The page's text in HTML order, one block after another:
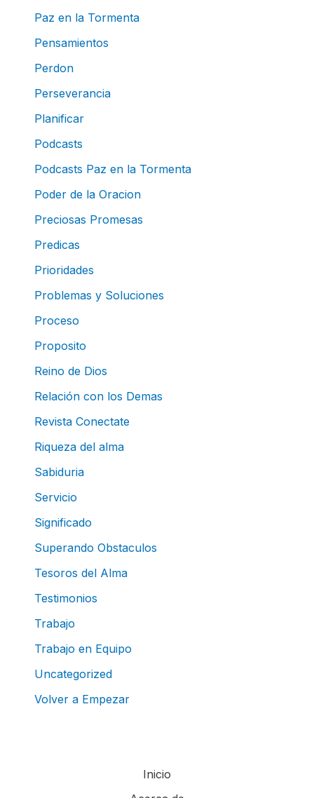
Paz en la Tormenta
Pensamientos
Perdon
Perseverancia
Planificar
Podcasts
Podcasts Paz en la Tormenta
Poder de la Oracion
Preciosas Promesas
Predicas
Prioridades
Problemas y Soluciones
Proceso
Proposito
Reino de Dios
Relación con los Demas
Revista Conectate
Riqueza del alma
Sabiduria
Servicio
Significado
Superando Obstaculos
Tesoros del Alma
Testimonios
Trabajo
Trabajo en Equipo
Uncategorized
Volver a Empezar
Inicio